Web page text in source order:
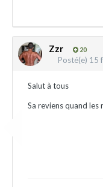
Zzr 20
Posté(e) 15
Salut à tous
Sa reviens quand les